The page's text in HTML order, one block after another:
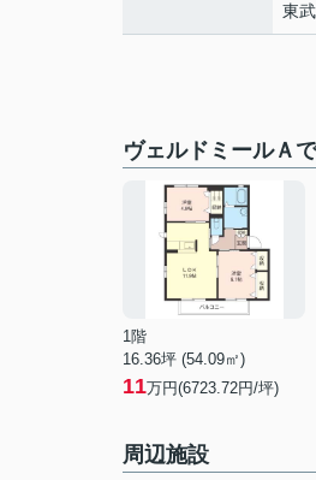
東
ヴェルドミールＡ
1階
16.36坪 (54.09㎡)
11万円(6723.72円/坪)
周辺施設